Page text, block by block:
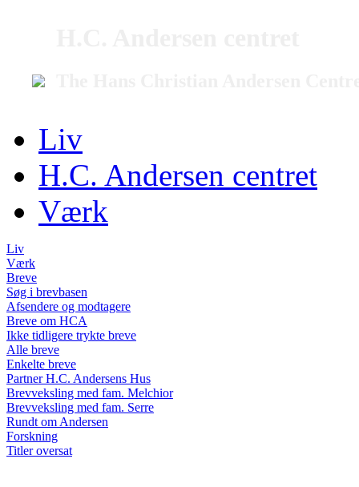
Liv
H.C. Andersen centret
Værk
Liv
Værk
Breve
Søg i brevbasen
Afsendere og modtagere
Breve om HCA
Ikke tidligere trykte breve
Alle breve
Enkelte breve
Partner H.C. Andersens Hus
Brevveksling med fam. Melchior
Brevveksling med fam. Serre
Rundt om Andersen
Forskning
Titler oversat